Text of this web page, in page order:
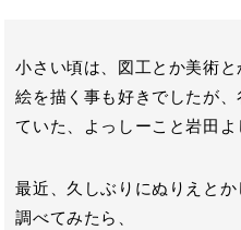
小さい頃は、図工とか美術と
絵を描く事も好きでしたが
ていた、よっしーこと岩田よ
最近、久しぶりにぬりえと
調べてみたら、